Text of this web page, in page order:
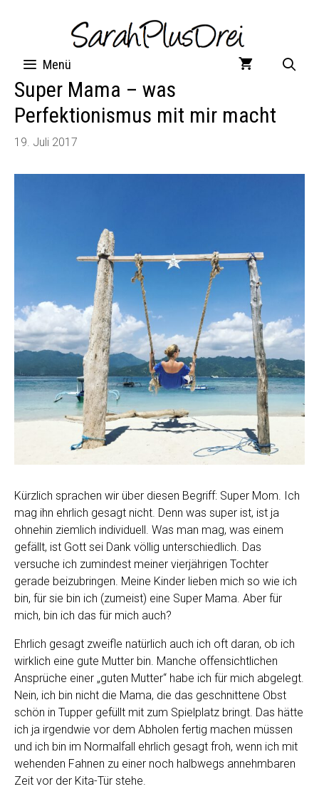
Menü
Super Mama – was
Perfektionismus mit mir macht
19. Juli 2017
Kürzlich sprachen wir über diesen Begriff: Super Mom. Ich
mag ihn ehrlich gesagt nicht. Denn was super ist, ist ja
ohnehin ziemlich individuell. Was man mag, was einem
gefällt, ist Gott sei Dank völlig unterschiedlich. Das
versuche ich zumindest meiner vierjährigen Tochter
gerade beizubringen. Meine Kinder lieben mich so wie ich
bin, für sie bin ich (zumeist) eine Super Mama. Aber für
mich, bin ich das für mich auch?
Ehrlich gesagt zweifle natürlich auch ich oft daran, ob ich
wirklich eine gute Mutter bin. Manche offensichtlichen
Ansprüche einer „guten Mutter“ habe ich für mich abgelegt.
Nein, ich bin nicht die Mama, die das geschnittene Obst
schön in Tupper gefüllt mit zum Spielplatz bringt. Das hätte
ich ja irgendwie vor dem Abholen fertig machen müssen
und ich bin im Normalfall ehrlich gesagt froh, wenn ich mit
wehenden Fahnen zu einer noch halbwegs annehmbaren
Zeit vor der Kita-Tür stehe.